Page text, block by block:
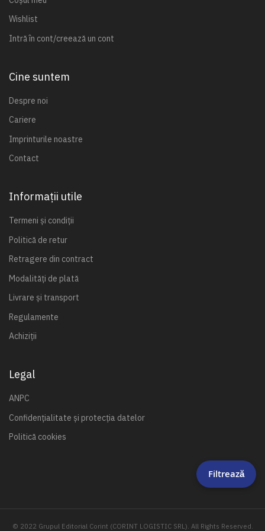
Wishlist
Intră în cont/creează un cont
Cine suntem
Despre noi
Cariere
Imprinturile noastre
Contact
Informații utile
Termeni și condiții
Politică de retur
Retragere din contract
Modalități de plată
Livrare și transport
Regulamente
Achiziții
Legal
ANPC
Confidențialitate și protecția datelor
Politică cookies
© 2022 Grupul Editorial Corint (CORINT LOGISTIC SRL). All Rights Reserved.
Filtrează